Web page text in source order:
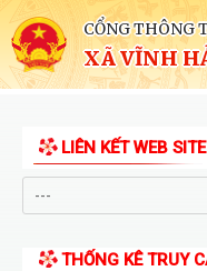
CỔNG THÔNG
XÃ VĨNH
LIÊN KẾT WEB SITE
THỐNG KÊ TRUY